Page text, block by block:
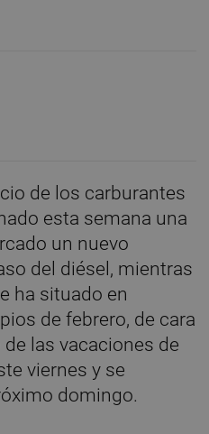
de los carburantes
esta semana una
un nuevo
del diésel, mientras
ha situado en
de febrero, de cara
las vacaciones de
viernes y se
domingo.